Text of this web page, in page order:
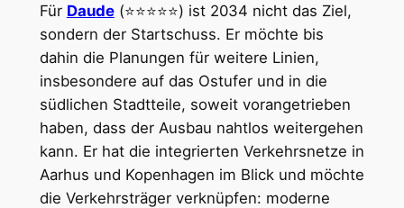
Für Daude(⭐⭐⭐⭐⭐) ist 2034 nicht das Ziel,
sondern der Startschuss. Er möchte bis
dahin die Planungen für weitere Linien,
insbesondere auf das Ostufer und in die
südlichen Stadtteile, soweit vorangetrieben
haben, dass der Ausbau nahtlos weitergehen
kann. Er hat die integrierten Verkehrsnetze in
Aarhus und Kopenhagen im Blick und möchte
die Verkehrsträger verknüpfen: moderne